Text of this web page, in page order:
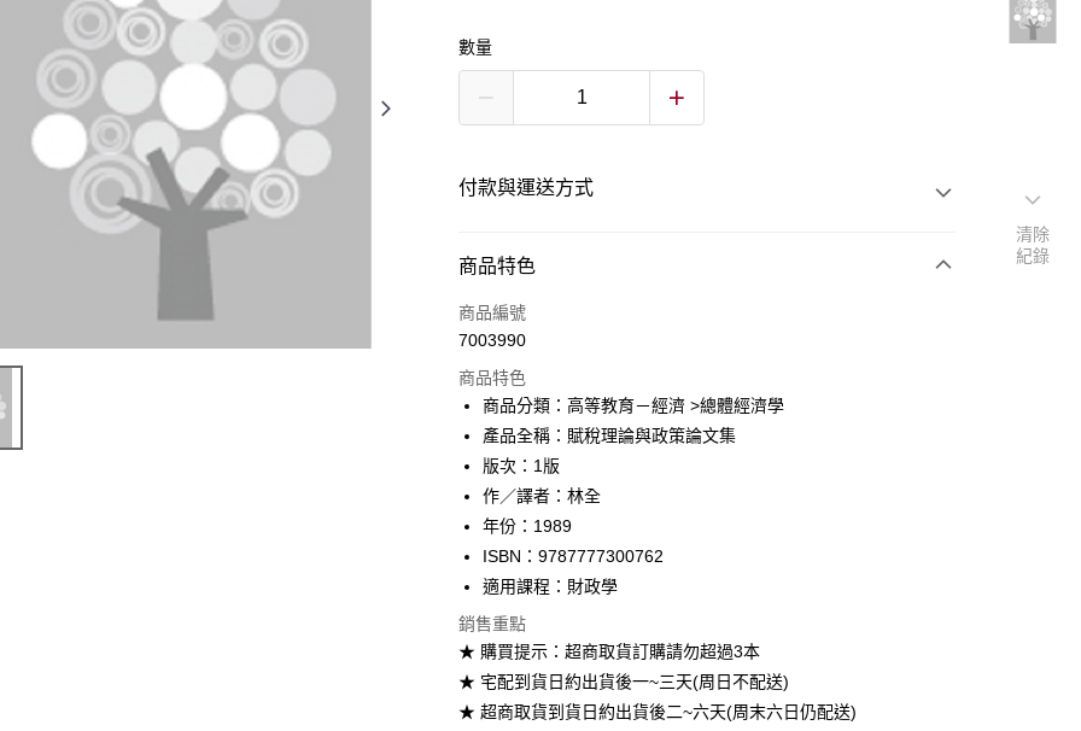
數量
付款與運送方式
付款方式
信用卡一次付款
Apple Pay
Google Pay
ATM付款
運送方式
每筆NT$60
付款後全家取貨
每筆NT$60
商品特色
商品編號
7003990
商品特色
商品分類：高等教育－經濟 >總體經濟學
產品全稱：賦稅理論與政策論文集
版次：1版
作／譯者：林全
年份：1989
ISBN：9787777300762
適用課程：財政學
銷售重點
★ 購買提示：超商取貨訂購請勿超過3本
★ 宅配到貨日約出貨後一~三天(周日不配送)
★ 超商取貨到貨日約出貨後二~六天(周末六日仍配送)
清除
紀錄